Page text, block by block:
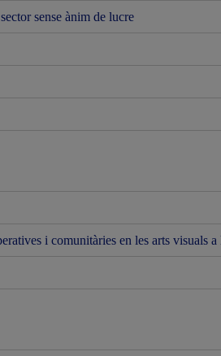
sense ànim de lucre
i comunitàries en les arts visuals a